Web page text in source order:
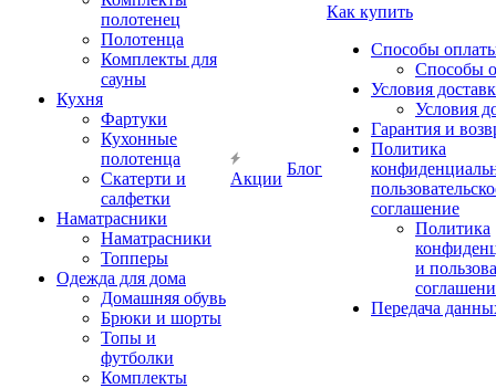
полотенец
Полотенца
Комплекты для
сауны
Кухня
Фартуки
Кухонные
полотенца
Скатерти и
салфетки
Наматрасники
Наматрасники
Топперы
Одежда для дома
Домашняя обувь
Брюки и шорты
Топы и
футболки
Комплекты
Акции
Блог
Как купить
Способы
Способы
Условия
Условия
Гарантия и
Политика
соглашение
Политика
и
Передача